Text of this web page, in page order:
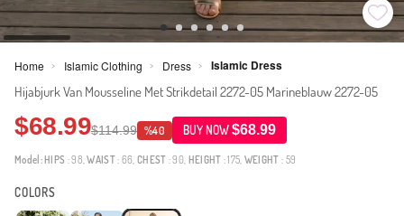
Home > Islamic Clothing > Dress > Islamic Dress
Hijabjurk Van Mousseline Met Strikdetail 2272-05 Marineblauw 2272-05
$68.99$114.99 %40 BUY NOW$68.99
Model: HIPS : 98,WAIST: 66,CHEST : 90, HEIGHT : 175, WEIGHT : 59
COLORS